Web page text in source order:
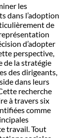
les
dans l’adoption
de
d’adopter
perspective,
de la stratégie
des dirigeants,
dans leurs
recherche
à travers six
comme
travail. Tout